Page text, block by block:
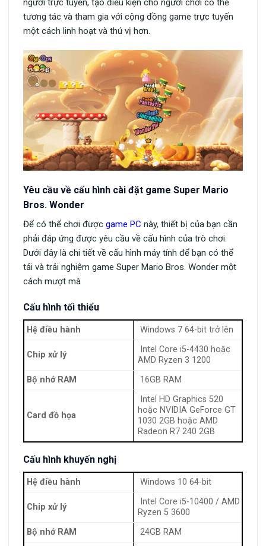
người trực tuyến, tạo điều kiện cho người chơi có thể
tương tác và tham gia với cộng đồng game trực tuyến
một cách linh hoạt và thú vị hơn.
Yêu cầu về cấu hình cài đặt game Super Mario
Bros. Wonder
Để có thể chơi được game PC này, thiết bị của bạn cần
phải đáp ứng được yêu cầu về cấu hình của trò chơi.
Dưới đây là chi tiết về cấu hình máy tính để bạn có thể
tải và trải nghiệm game Super Mario Bros. Wonder một
cách mượt mà
Cấu hình tối thiểu
Hệ điều hành Windows 7 64-bit trở lên
Chip xử lý
Intel Core i5-4430 hoặc
AMD Ryzen 3 1200
Bộ nhớ RAM
16GB RAM
Card đồ họa
Intel HD Graphics 520
hoặc NVIDIA GeForce GT
1030 2GB hoặc AMD
Radeon R7 240 2GB
Cấu hình khuyến nghị
Hệ điều hành Windows 10 64-bit
Chip xử lý
Intel Core i5-10400 / AMD
Ryzen 5 3600
Bộ nhớ RAM
24GB RAM